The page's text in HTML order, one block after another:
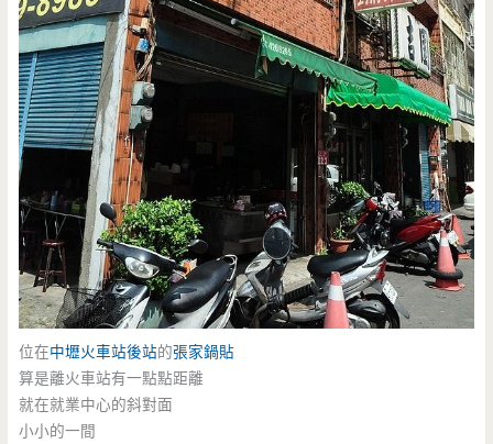
位在中壢火車站後站的張家鍋貼
算是離火車站有一點點距離
就在就業中心的斜對面
小小的一間